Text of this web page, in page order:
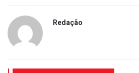
Redação